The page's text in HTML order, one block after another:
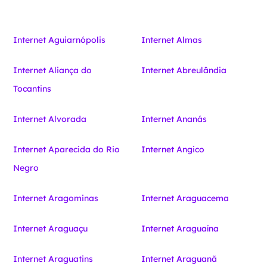
Internet Aguiarnópolis Internet Almas
Internet Aliança do
Tocantins
Internet Abreulândia
Internet Alvorada Internet Ananás
Internet Aparecida do Rio
Negro
Internet Angico
Internet Aragominas Internet Araguacema
Internet Araguaçu Internet Araguaína
Internet Araguatins Internet Araguanã